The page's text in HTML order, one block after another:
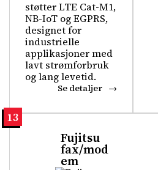
støtter LTE Cat-M1,
NB-IoT og EGPRS,
designet for
industrielle
applikasjoner med
lavt strømforbruk
og lang levetid.
Se detaljer
13
Fujitsu
fax/mod
em